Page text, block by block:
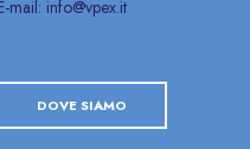
mail: info@vpex.it
DOVE SIAMO